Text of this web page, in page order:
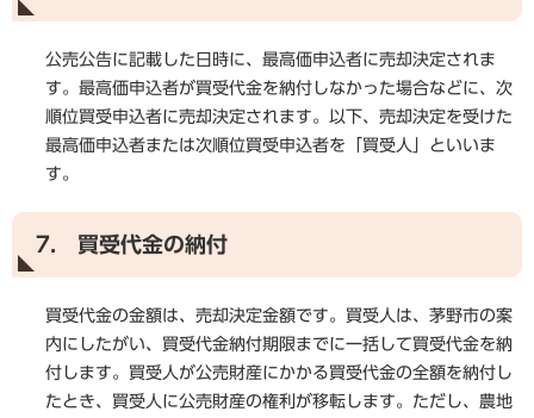
公売公告に記載した日時に、最高価申込者に売却決定されま
す。最高価申込者が買受代金を納付しなかった場合などに、次
順位買受申込者に売却決定されます。以下、売却決定を受けた
最高価申込者または次順位買受申込者を「買受人」といいま
す。
7. 買受代金の納付
買受代金の金額は、売却決定金額です。買受人は、茅野市の案
内にしたがい、買受代金納付期限までに一括して買受代金を納
付します。買受人が公売財産にかかる買受代金の全額を納付し
たとき、買受人に公売財産の権利が移転します。ただし、農地